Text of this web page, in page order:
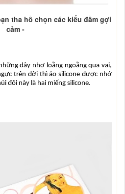
tha hồ chọn các kiểu đầm gợi
cảm -
dây nhợ loằng ngoằng qua vai,
trên đời thì áo silicone được nhớ
đôi này là hai miếng silicone.